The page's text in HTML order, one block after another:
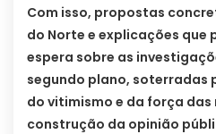
Com isso, propostas
do Norte e explicações que
espera sobre as
segundo plano, soterradas
do vitimismo e da força das
construção da opinião